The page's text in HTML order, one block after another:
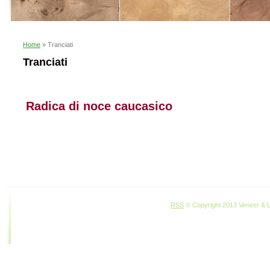
Home » Tranciati
Tranciati
Radica di noce caucasico
RSS © Copyright 2013 Veneer &